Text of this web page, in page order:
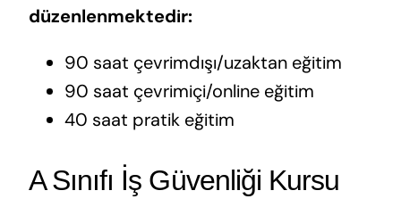
düzenlenmektedir:
90 saat çevrimdışı/uzaktan eğitim
90 saat çevrimiçi/online eğitim
40 saat pratik eğitim
A Sınıfı İş Güvenliği Kursu